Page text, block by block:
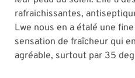
rafraichissantes,
Lwe nous en a étalé une
sensation de fraîcheur qui
agréable, surtout par 35